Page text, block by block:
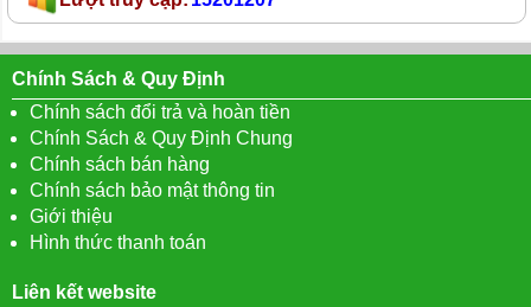
Chính Sách & Quy Định
Chính sách đổi trả và hoàn tiền
Chính Sách & Quy Định Chung
Chính sách bán hàng
Chính sách bảo mật thông tin
Giới thiệu
Hình thức thanh toán
Liên kết website